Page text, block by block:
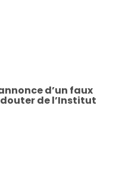
d’un faux
de l’Institut